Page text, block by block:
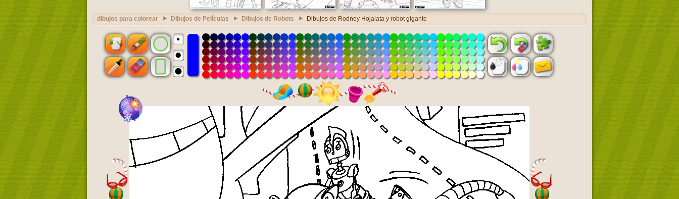
dibujos para colorear Dibujos de Películas Dibujos de Robots Dibujos de Rodney Hojalata y robot gigante